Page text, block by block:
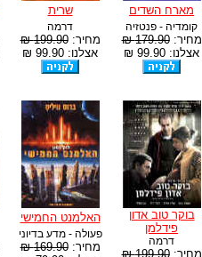
מארח השדים
קומדיה - פנטזיה
מחיר:179.90 ₪
אצלנו: 99.90 ₪
שרית
דרמה
מחיר:199.90 ₪
אצלנו: 99.90 ₪
בוקר טוב אדון
פידלמן
דרמה
מחיר:199.90 ₪
האלמנט החמישי
פעולה - מדע בדיוני
מחיר:169.90 ₪